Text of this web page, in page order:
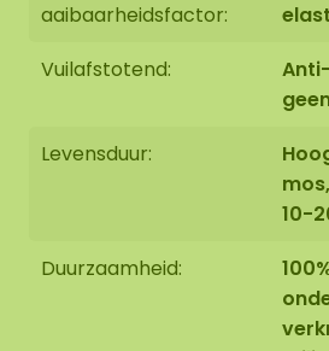
stalen rand.De stalen rand is
hoogwaardige poedercoating
stalen randen van de ovalen
twee maten: 120x60 cm en
krijgt het mosschilderij een
aaibaarheidsfactor:
Vuilafstotend:
Levensduur:
10-
Duurzaamheid: